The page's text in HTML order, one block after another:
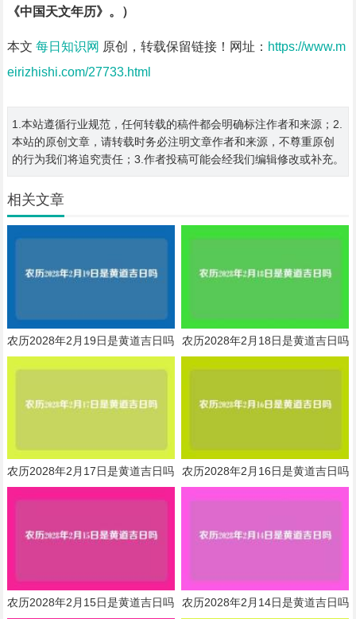
《中国天文年历》。）
本文 每日知识网 原创，转载保留链接！网址： https://www.m
eirizhishi.com/27733.html
1.本站遵循行业规范，任何转载的稿件都会明确标注作者和来源；2.
本站的原创文章，请转载时务必注明文章作者和来源，不尊重原创
的行为我们将追究责任；3.作者投稿可能会经我们编辑修改或补充。
相关文章
农历2028年2月19日是黄道吉日吗 农历2028年2月18日是黄道吉日吗
农历2028年2月17日是黄道吉日吗 农历2028年2月16日是黄道吉日吗
农历2028年2月15日是黄道吉日吗 农历2028年2月14日是黄道吉日吗